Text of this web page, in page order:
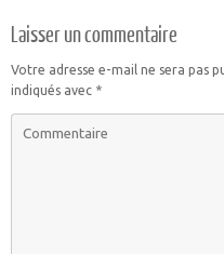
Laisser un commentaire
Votre adresse e-mail ne sera pas
indiqués avec *